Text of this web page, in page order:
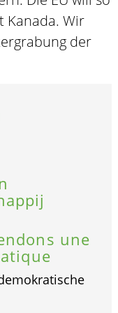
Kanada. Wir
der
une